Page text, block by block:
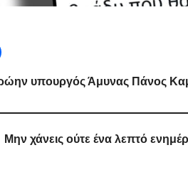
υπουργός Άμυνας Πάνος
Μην χάνεις ούτε ένα λεπτό